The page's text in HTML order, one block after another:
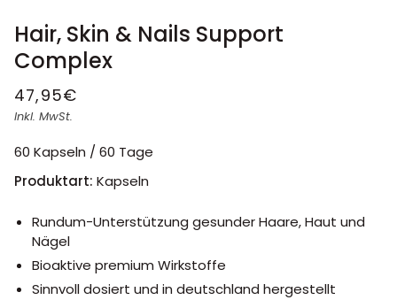
Hair, Skin & Nails Support
Complex
47,95€
Inkl. MwSt.
60 Kapseln / 60 Tage
Produktart: Kapseln
Rundum-Unterstützung gesunder Haare, Haut und
Nägel
Bioaktive premium Wirkstoffe
Sinnvoll dosiert und in deutschland hergestellt